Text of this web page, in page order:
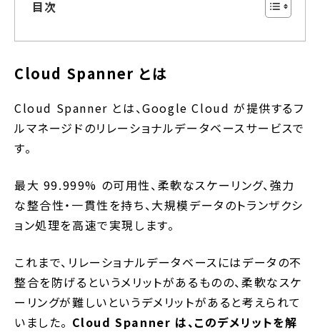
目次
Cloud Spanner とは
Cloud Spanner とは、Google Cloud が提供するフ
ルマネージドのリレーショナルデータベースサービスで
す。
最大 99.999% の可用性、柔軟なスケーリング、強力
な整合性・一貫性を持ち、大規模データのトランザクシ
ョン処理を高速で実現します。
これまで、リレーショナルデータベースにはデータの不
整合を防げるというメリットがあるものの、柔軟なスケ
ーリングが難しいというデメリットがあると考えられて
いました。 Cloud Spanner は、このデメリットを解